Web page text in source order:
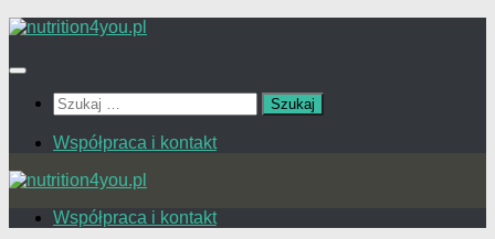
Przejdź
treści
Szukaj:
Współpraca i kontakt
Współpraca i kontakt